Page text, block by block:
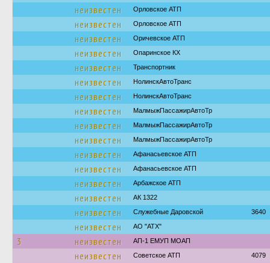
неизвестен
Орловское АТП
неизвестен Орловское АТП
неизвестен Оричевское АТП
неизвестен Опаринское КХ
неизвестен Транспортник
неизвестен НолинскАвтоТранс
неизвестен НолинскАвтоТранс
неизвестен МалмыжПассажирАвтоТр
неизвестен МалмыжПассажирАвтоТр
неизвестен МалмыжПассажирАвтоТр
неизвестен Афанасьевское АТП
неизвестен Афанасьевское АТП
неизвестен Арбажское АТП
неизвестен АК 1322
неизвестен Служебные Даровской 3640
неизвестен АО "АТХ"
3 неизвестен АП-1 ЕМУП МОАП
неизвестен Советское АТП 4079